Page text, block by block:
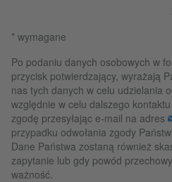
* wymagane
Po podaniu danych osobowych w
przycisk potwierdzający, wyrażają
nas tych danych w celu udzielania
względnie w celu dalszego
zgodę przesyłając e-mail na adres
przypadku odwołania zgody
Dane Państwa zostaną również
zapytanie lub gdy powód
ważność.